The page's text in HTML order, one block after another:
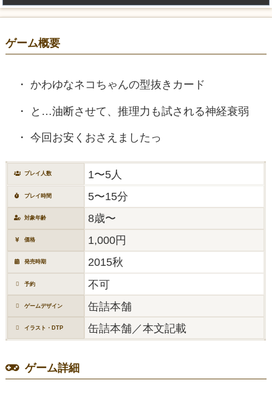
ゲーム概要
かわゆなネコちゃんの型抜きカード
と…油断させて、推理力も試される神経衰弱
今回お安くおさえましたっ
プレイ人数 1〜5人
プレイ時間 5〜15分
対象年齢 8歳〜
価格 1,000円
発売時期 2015秋
予約 不可
ゲームデザイン 缶詰本舗
イラスト・DTP 缶詰本舗／本文記載
ゲーム詳細